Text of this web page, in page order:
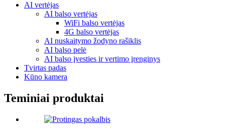
AI vertėjas
AI balso vertėjas
WiFi balso vertėjas
4G balso vertėjas
AI nuskaitymo žodyno rašiklis
AI balso pelė
AI balso įvesties ir vertimo įrenginys
Tvirtas padas
Kūno kamera
Teminiai produktai